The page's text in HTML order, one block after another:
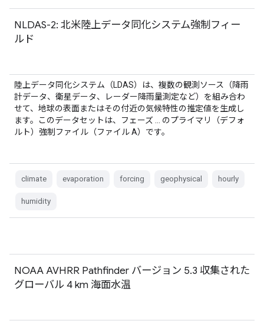
NLDAS-2: 北米陸上データ同化システム強制フィー
ルド
陸上データ同化システム（LDAS）は、複数の観測ソース（降雨
計データ、衛星データ、レーダー降雨量測定など）を組み合わ
せて、地球の表面またはその付近の気候特性の推定値を生成し
ます。このデータセットは、フェーズ … のプライマリ（デフォ
ルト）強制ファイル（ファイル A）です。
climate evaporation forcing geophysical hourly
humidity
NOAA AVHRR Pathfinder バージョン 5.3 収集された
グローバル 4 km 海面水温